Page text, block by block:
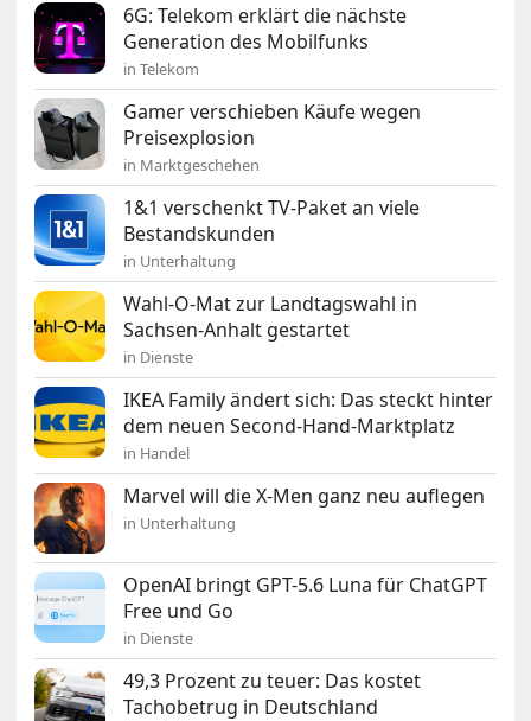
6G: Telekom erklärt die nächste
Generation des Mobilfunks
in Telekom
Gamer verschieben Käufe wegen
Preisexplosion
in Marktgeschehen
1&1 verschenkt TV-Paket an viele
Bestandskunden
in Unterhaltung
Wahl-O-Mat zur Landtagswahl in
Sachsen-Anhalt gestartet
in Dienste
IKEA Family ändert sich: Das steckt hinter
dem neuen Second-Hand-Marktplatz
in Handel
Marvel will die X-Men ganz neu auflegen
in Unterhaltung
OpenAI bringt GPT-5.6 Luna für ChatGPT
Free und Go
in Dienste
49,3 Prozent zu teuer: Das kostet
Tachobetrug in Deutschland